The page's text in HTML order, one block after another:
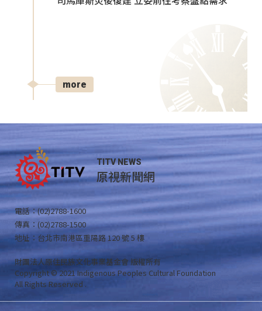
more
TITV NEWS
原視新聞網
電話：(02)2788-1600
傳真：(02)2788-1500
地址：台北市南港區重陽路 120 號 5 樓
財團法人原住民族文化事業基金會 版權所有
Copyright © 2021 Indigenous Peoples Cultural Foundation
All Rights Reserved .